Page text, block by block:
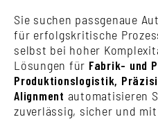
Sie suchen passgenaue
für erfolgskritische
selbst bei hoher
Lösungen für Fabrik- und
Produktionslogistik,
Alignment automatisieren
zuverlässig, sicher und